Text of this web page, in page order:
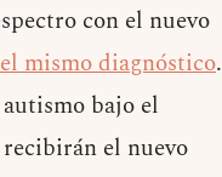
con el nuevo
mismo diagnóstico.
bajo el
el nuevo